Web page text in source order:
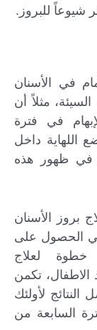
شيوعاً للبروز.
في الأسنان
مثلاً أن
في فترة
اللهاية داخل
في ظهور هذه
بروز الأسنان
الحصول على
لعلاج
الاطفال، تكمن
لأولئك
السابعة من